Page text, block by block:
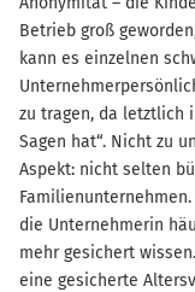
Betrieb groß
kann es einzelnen
zu tragen, da letztlich
Sagen hat“. Nicht zu
Aspekt: nicht selten
die Unternehmerin
mehr gesichert
eine gesicherte